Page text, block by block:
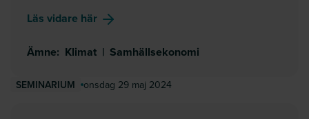
Läs vidare här om
Ämne: Klimat | Samhällsekonomi
SEMINARIUM onsdag 29 maj 2024